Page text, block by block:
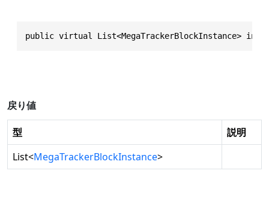
public virtual List<MegaTrackerBlockInstance>
戻り値
型
説明
List<MegaTrackerBlockInstance>